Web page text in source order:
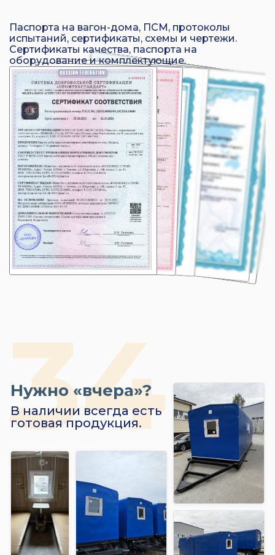
Паспорта на вагон-дома, ПСМ, протоколы
испытаний, сертификаты, схемы и чертежи.
Сертификаты качества, паспорта на
оборудование и комплектующие.
Нужно «вчера»?
В наличии всегда есть
готовая продукция.